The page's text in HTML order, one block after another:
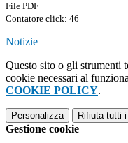
File PDF
Contatore click: 46
Notizie
Questo sito o gli strumenti
cookie necessari al
COOKIE POLICY.
Personalizza Rifiuta tutti i
Gestione cookie